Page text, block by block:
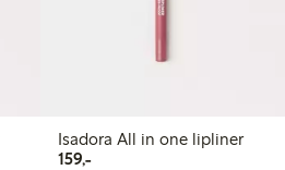
Isadora All in one lipliner
159,-159,00 kr